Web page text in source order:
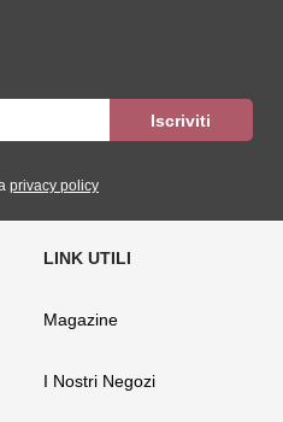
privacy policy
Magazine
I Nostri Negozi